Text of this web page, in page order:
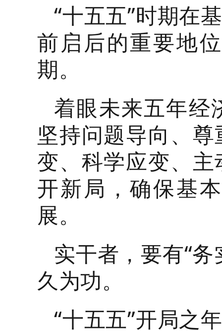
“十五五”时期在
前启后的重要地
期。
着眼未来五年经
坚持问题导向、
变、科学应变、
开新局，确保基
展。
实干者，要有“
久为功。
“十五五”开局之